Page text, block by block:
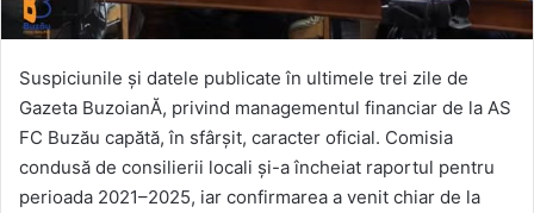
Suspiciunile și datele publicate în ultimele trei zile de
Gazeta BuzoianĂ, privind managementul financiar de la AS
FC Buzău capătă, în sfârșit, caracter oficial. Comisia
condusă de consilierii locali și-a încheiat raportul pentru
perioada 2021–2025, iar confirmarea a venit chiar de la